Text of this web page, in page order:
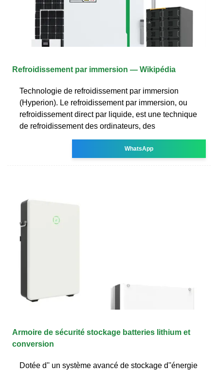
Refroidissement par immersion — Wikipédia
Technologie de refroidissement par immersion
(Hyperion). Le refroidissement par immersion, ou
refroidissement direct par liquide, est une technique
de refroidissement des ordinateurs, des
WhatsApp
Armoire de sécurité stockage batteries lithium et
conversion
Dotée d'' un système avancé de stockage d''énergie